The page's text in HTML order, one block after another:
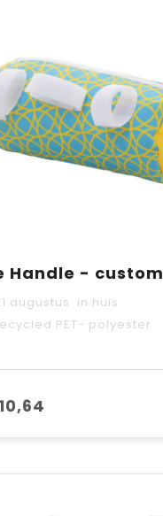
augustus in huis
PET- polyester